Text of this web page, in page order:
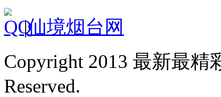
|仙境烟台网
Copyright 2013 最新最
Reserved.